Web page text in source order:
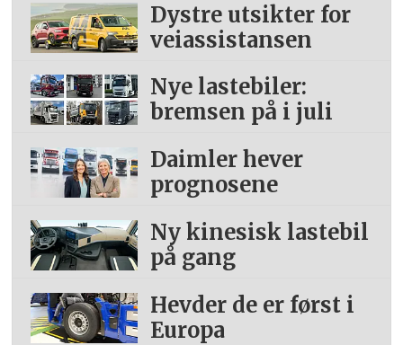
Dystre utsikter for
veiassistansen
Nye lastebiler:
bremsen på i juli
Daimler hever
prognosene
Ny kinesisk lastebil
på gang
Hevder de er først i
Europa